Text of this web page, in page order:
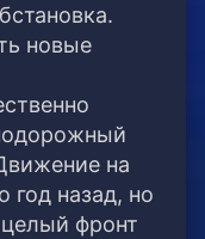
новые
на
год назад, но
фронт